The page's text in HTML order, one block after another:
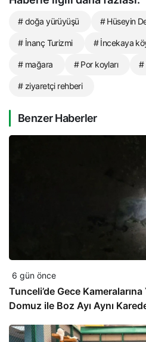
# doğa yürüyüşü # Hüseyin
# İnanç Turizmi # İncekaya
# mağara # Por koyları #
# ziyaretçi rehberi
Benzer Haberler
6 gün önce
Tunceli’de Gece
Domuz ile Boz Ayı Aynı